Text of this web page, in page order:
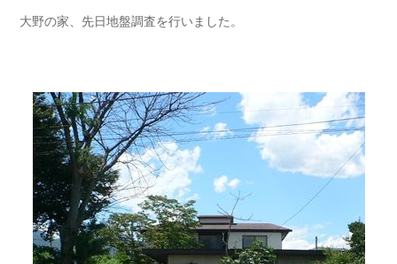
大野の家、先日地盤調査を行いました。